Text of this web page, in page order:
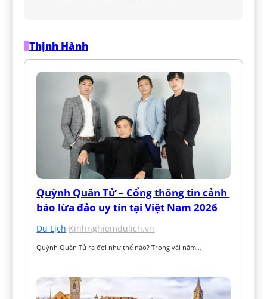
Thịnh Hành
Quỳnh Quân Tử – Cổng thông tin cảnh
báo lừa đảo uy tín tại Việt Nam 2026
Du Lịch·Kinhnghiemdulich.vn
Quỳnh Quân Tử ra đời như thế nào? Trong vài năm…